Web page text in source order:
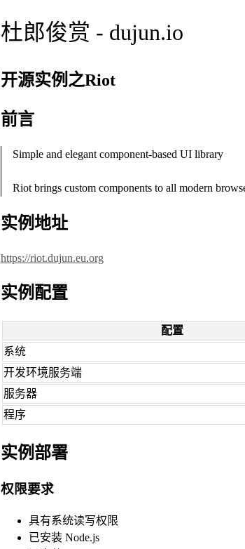
杜郎俊赏 - dujun.io
开源实例之Riot
前言
Simple and elegant component-based UI library
Riot brings custom components to all modern
实例地址
https://riot.dujun.eu.org
实例配置
配置
系统
开发环境服务端
服务器
程序
实例部署
权限要求
具有系统读写权限
已安装 Node.js